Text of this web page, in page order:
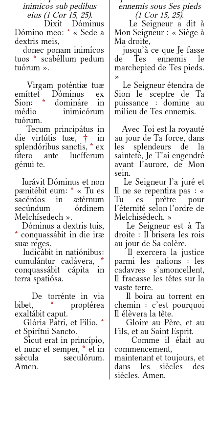
inimicos sub pedibus
eius (1 Cor 15, 25).
ennemis sous Ses pieds
(1 Cor 15, 25).
Dixit Dóminus
Dómino meo: * « Sede a
dextris meis,
Le Seigneur a dit à
Mon Seigneur : « Siège à
Ma droite,
donec ponam inimícos
tuos* scabéllum pedum
tuórum ».
jusqu’à ce que Je fasse
de Tes ennemis le
marchepied de Tes pieds.
»
Virgam poténtiæ tuæ
emíttet Dóminus ex
Sion: * domináre in
médio inimicórum
tuórum.
Le Seigneur étendra de
Sion le sceptre de Ta
puissance : domine au
milieu de Tes ennemis.
Tecum principátus in
die virtútis tuæ, †
in
splendóribus sanctis, * ex
útero ante lucíferum
génui te.
Avec Toi est la royauté
au jour de Ta force, dans
les splendeurs de la
sainteté, Je T’ai engendré
avant l’aurore, de Mon
sein.
Iurávit Dóminus et non
pænitébit eum: * « Tu es
sacérdos in ætérnum
secúndum órdinem
Melchísedech ».
Le Seigneur l’a juré et
Il ne se repentira pas : «
Tu es prêtre pour
l’éternité selon l’ordre de
Melchisédech. »
Dóminus a dextris tuis,
* conquassábit in die iræ
suæ reges.
Le Seigneur est à Ta
droite : Il brisera les rois
au jour de Sa colère.
Iudicábit in natiónibus:
cumulántur cadávera, *
conquassábit cápita in
terra spatiósa.
Il exercera la justice
parmi les nations : les
cadavres s’amoncellent,
Il fracasse les têtes sur la
vaste terre.
De torrénte in via
bibet, * proptérea
exaltábit caput.
Il boira au torrent en
chemin : c’est pourquoi
Il élèvera la tête.
Glória Patri, et Fílio, *
et Spirítui Sancto.
Gloire au Père, et au
Fils, et au Saint Esprit.
Sicut erat in princípio,
et nunc et semper, * et in
sǽcula sæculórum.
Amen.
Comme il était au
commencement,
maintenant et toujours, et
dans les siècles des
siècles. Amen.